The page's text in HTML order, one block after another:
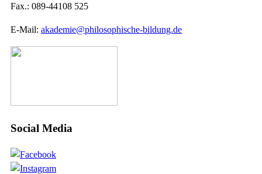
Fax.: 089-44108 525
E-Mail: akademie@philosophische-bildung.de
Social Media